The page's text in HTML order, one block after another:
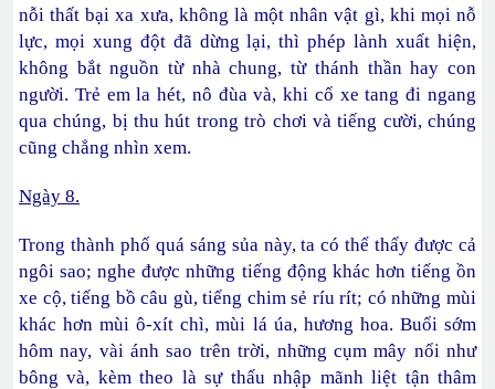
nỗi thất bại xa xưa, không là một nhân vật gì, khi mọi nỗ
lực, mọi xung đột đã dừng lại, thì phép lành xuất hiện,
không bắt nguồn từ nhà chung, từ thánh thần hay con
người. Trẻ em la hét, nô đùa và, khi cổ xe tang đi ngang
qua chúng, bị thu hút trong trò chơi và tiếng cười, chúng
cũng chẳng nhìn xem.
Ngày 8.
Trong thành phố quá sáng sủa này, ta có thể thấy được cả
ngôi sao; nghe được những tiếng động khác hơn tiếng ồn
xe cộ, tiếng bồ câu gù, tiếng chim sẻ ríu rít; có những mùi
khác hơn mùi ô-xít chì, mùi lá úa, hương hoa. Buổi sớm
hôm nay, vài ánh sao trên trời, những cụm mây nổi như
bông và, kèm theo là sự thấu nhập mãnh liệt tận thâm